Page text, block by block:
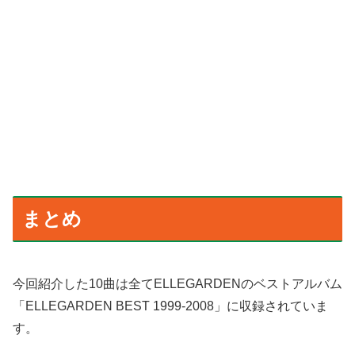
まとめ
今回紹介した10曲は全てELLEGARDENのベストアルバム
「ELLEGARDEN BEST 1999-2008」に収録されていま
す。